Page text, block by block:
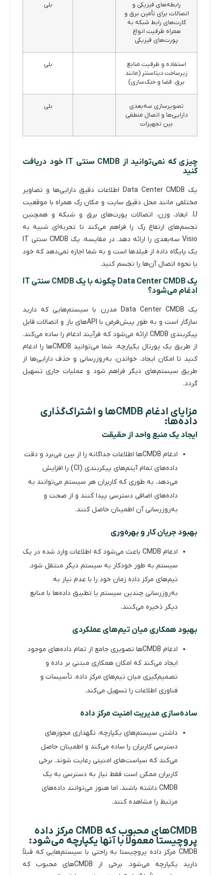
رابطه‌های فیزیکی و
اتصالات برای تأمین برق و
کارت‌های رابط شبکه به
همراه ظرفیت انواع
پورت‌های فیزیکی
استفاده و ظرفیت منابع
زیرساخت دیتاسنتر (مانند
برق، فضا و خنک‌سازی)
تصویرسازی سه‌بعدی
دارایی‌ها و اتصال منطقی
بین تجهیزات
چیزی که نمی‌توانید از CMDB سنتی IT خود دریافت
کنید
یک Data Center CMDB اطلاعات دقیق دارایی‌ها و تصاویر
مختلفی مانند محل دقیق سایت و مکان رک همراه با موقعیت
U، ابعاد، وزن، اتصالات پورت‌های برق و شبکه و همچنین
تجسم‌های ارتفاع رک را فراهم می‌کند تا تجربه‌ای شبیه به
Visio سه‌بعدی را ارائه دهد. در مقایسه، یک CMDB سنتی IT
یک پایگاه داده از فیلدها است و به شما اجازه نمی‌دهد که خود
یا نحوه اتصال آن‌ها را تجسم کنید.
یک Data Center CMDB چگونه با یک CMDB سنتی IT
ادغام می‌شود؟
یک Data Center CMDB مدرن با سیستم‌هایی که دارید
سازگار است و به طور پیش‌فرض با API‌های باز و اتصالات قابل
پیکربندی CMDB ارائه می‌شود که فرآیند ادغام را ساده می‌کند.
از طریق یک پورتال یکپارچه، شما می‌توانید CMDB‌ها را ادغام
کنید تا امکان ایجاد، خواندن، به‌روزرسانی و حذف دارایی‌ها از
طریق سیستم‌های دیگر فراهم شود و عملیات جاری تسهیل
گردد.
مزایای ادغام CMDBها و اشتراک‌گذاری
داده‌ها:
ایجاد یک منبع واحد از حقیقت
ادغام CMDBها اطلاعات جداگانه را از بین می‌برد و دقت
داده‌های تمام آیتم‌های پیکربندی (CI) را افزایش
می‌دهد، به طوری که کاربران هر سیستم می‌توانند به
داده‌های اضافی دسترسی پیدا کنند و از صحت و
به‌روزرسانی آن اطمینان حاصل کنند.
بهبود جریان کار و بهره‌وری
ادغام CMDB باعث می‌شود که اطلاعات وارد شده در یک
سیستم به طور خودکار به سیستم دیگر منتقل شود.
تیم‌های مرکز داده زمان خود را با عدم نیاز به
به‌روزرسانی چندین سیستم یا تطبیق داده‌ها با منابع
دیگر ذخیره می‌کنند.
بهبود همکاری میان تیم‌های عملکردی
ادغام CMDBها تصویری جامع از تمام داده‌های موجود
ایجاد می‌کند که امکان همکاری مبتنی بر داده و
تصمیم‌گیری میان تیم‌های مرکز داده، تأسیسات و
فناوری اطلاعات را تسهیل می‌کند.
ساده‌سازی مدیریت امنیت مرکز داده
داشتن سیستم‌های یکپارچه، نگهداری مجوزهای
دسترسی کاربران را ساده می‌کند و اطمینان حاصل
می‌کند که سیاست‌های امنیتی رعایت شوند. برخی
کاربران ممکن است فقط نیاز به دسترسی به یک
CMDB داشته باشند، اما هنوز می‌توانند داده‌های
مرتبط را مشاهده کنند.
CMDBهای محبوب که CMDB مرکز داده
پروچیستا معمولاً با آنها یکپارچه می‌شود:
CMDB مرکز داده پروچیستا به راحتی با سیستم‌هایی که قبلاً
دارید یکپارچه می‌شود. برخی از CMDBهای محبوب که